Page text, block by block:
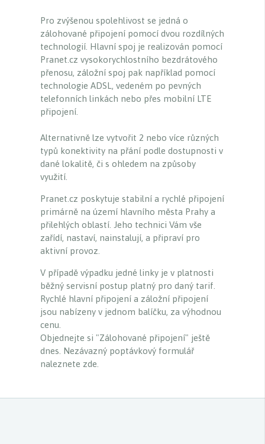
Pro zvýšenou spolehlivost se jedná o
zálohované připojení pomocí dvou rozdílných
technologií. Hlavní spoj je realizován pomocí
Pranet.cz vysokorychlostního bezdrátového
přenosu, záložní spoj pak například pomocí
technologie ADSL, vedeném po pevných
telefonních linkách nebo přes mobilní LTE
připojení.
Alternativně lze vytvořit 2 nebo více různých
typů konektivity na přání podle dostupnosti v
dané lokalitě, či s ohledem na způsoby
využití.
Pranet.cz poskytuje stabilní a rychlé připojení
primárně na území hlavního města Prahy a
přilehlých oblastí. Jeho technici Vám vše
zařídí, nastaví, nainstalují, a připraví pro
aktivní provoz.
V případě výpadku jedné linky je v platnosti
běžný servisní postup platný pro daný tarif.
Rychlé hlavní připojení a záložní připojení
jsou nabízeny v jednom balíčku, za výhodnou
cenu.
Objednejte si "Zálohované připojení" ještě
dnes. Nezávazný poptávkový formulář
naleznete zde.